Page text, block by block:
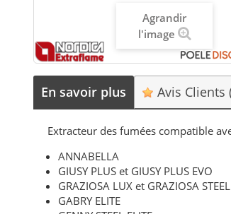
Agrandir
l'image
En savoir plus Avis Clients
Extracteur des fumées compatible
ANNABELLA
GIUSY PLUS et GIUSY PLUS EVO
GRAZIOSA LUX et GRAZIOSA
GABRY ELITE